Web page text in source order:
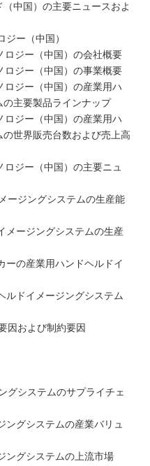
中国）の主要ニュースおよ
ー（中国）
ロジー（中国）の会社概要
ロジー（中国）の事業概要
ジー（中国）の産業用ハ
主要製品ラインナップ
ジー（中国）の産業用ハ
世界販売台数および売上高
ジー（中国）の主要ニュ
ージングシステムの生産能
メージングシステムの生産
ーの産業用ハンドヘルドイ
ルドイメージングシステム
因および制約要因
グシステムのサプライチェ
ングシステムの産業バリュ
ングシステムの上流市場